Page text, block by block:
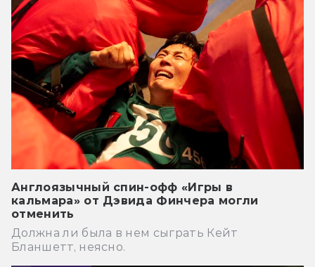
Англоязычный спин-офф «Игры в
кальмара» от Дэвида Финчера могли
отменить
Должна ли была в нем сыграть Кейт
Бланшетт, неясно.